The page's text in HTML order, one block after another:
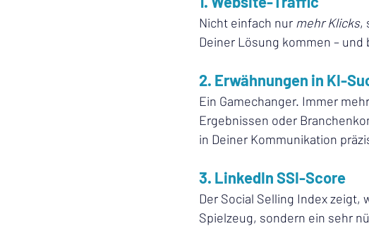
Nicht einfach nur mehr Klicks,
Deiner Lösung kommen – und
2. Erwähnungen in KI-
Ein Gamechanger. Immer
Ergebnissen oder
in Deiner Kommunikation
3. LinkedIn SSI-Score
Der Social Selling Index zeigt,
Spielzeug, sondern ein sehr